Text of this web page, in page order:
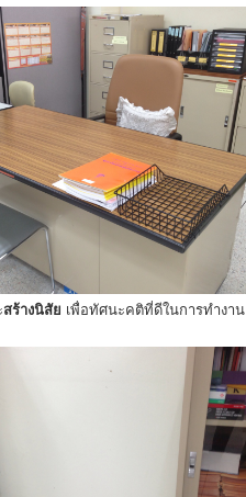
สร้างนิสัย เพื่อทัศนะคติที่ดีในการทำงาน